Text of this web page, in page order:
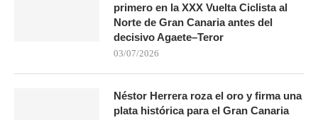
primero en la XXX Vuelta Ciclista al
Norte de Gran Canaria antes del
decisivo Agaete–Teror
03/07/2026
Néstor Herrera roza el oro y firma una
plata histórica para el Gran Canaria